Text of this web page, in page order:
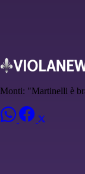
Monti: "Martinelli è